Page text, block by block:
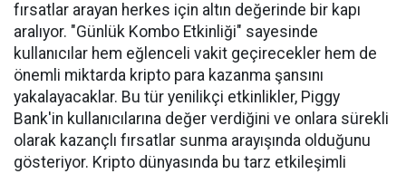
fırsatlar arayan herkes için altın değerinde bir kapı
aralıyor. "Günlük Kombo Etkinliği" sayesinde
kullanıcılar hem eğlenceli vakit geçirecekler hem de
önemli miktarda kripto para kazanma şansını
yakalayacaklar. Bu tür yenilikçi etkinlikler, Piggy
Bank'in kullanıcılarına değer verdiğini ve onlara sürekli
olarak kazançlı fırsatlar sunma arayışında olduğunu
gösteriyor. Kripto dünyasında bu tarz etkileşimli